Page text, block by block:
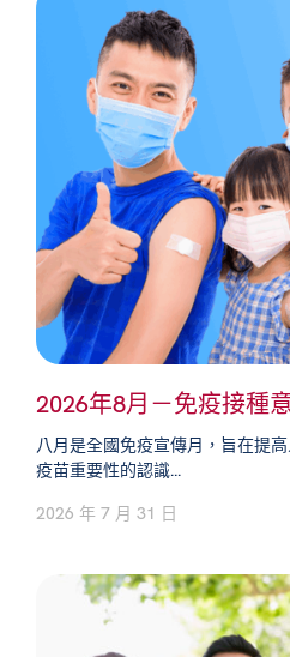
2026年8月－免疫接種
八月是全國免疫宣傳月，旨在提
疫苗重要性的認識...
2026 年 7 月 31 日